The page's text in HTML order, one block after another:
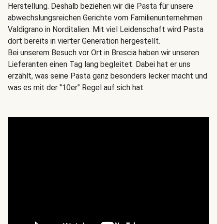
Herstellung. Deshalb beziehen wir die Pasta für unsere
abwechslungsreichen Gerichte vom Familienunternehmen
Valdigrano in Norditalien. Mit viel Leidenschaft wird Pasta
dort bereits in vierter Generation hergestellt.
Bei unserem Besuch vor Ort in Brescia haben wir unseren
Lieferanten einen Tag lang begleitet. Dabei hat er uns
erzählt, was seine Pasta ganz besonders lecker macht und
was es mit der "10er" Regel auf sich hat.